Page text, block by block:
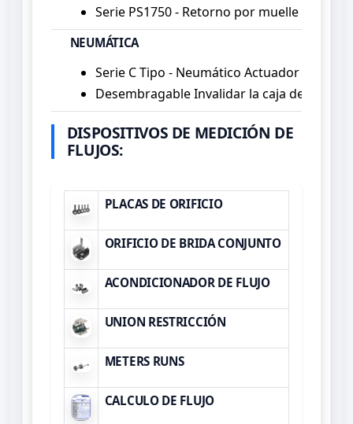
Serie PS1750 - Retorno por muelle
NEUMÁTICA
Serie C Tipo - Neumático Actuador
Desembragable Invalidar la caja de
DISPOSITIVOS DE MEDICIÓN DE
FLUJOS:
PLACAS DE ORIFICIO
ORIFICIO DE BRIDA CONJUNTO
ACONDICIONADOR DE FLUJO
UNION RESTRICCIÓN
METERS RUNS
CALCULO DE FLUJO